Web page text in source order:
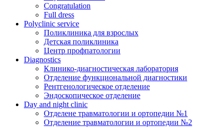
Congratulation
Full dress
Polyclinic service
Поликлиника для взрослых
Детская поликлиника
Центр профпатологии
Diagnostics
Клинико-диагностическая лаборатория
Отделение функциональной диагностики
Рентгенологическое отделение
Эндоскопическое отделение
Day and night clinic
Отделене травматологии и ортопедии №1
Отделение травматологии и ортопедии №2